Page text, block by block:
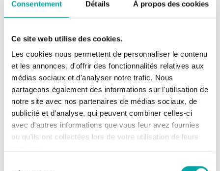
Consentement Détails À propos des cookies
Ce site web utilise des cookies.
Les cookies nous permettent de personnaliser le contenu
et les annonces, d'offrir des fonctionnalités relatives aux
médias sociaux et d'analyser notre trafic. Nous
partageons également des informations sur l'utilisation de
notre site avec nos partenaires de médias sociaux, de
publicité et d'analyse, qui peuvent combiner celles-ci
avec d'autres informations que vous leur avez fournies
ou qu'ils ont collectées lors de votre utilisation de leurs
(DCE)–Découvrir le dossier
Directive Eaux résiduaires urbaines
Les lois nationales
Loi pour la reconquête de la biodiversité, de la
nature et des paysages
Loi sur l’eau et les milieux aquatiques (LEMA)
Loi d’avenir pour l’agriculture, l’alimentation et la
forêt